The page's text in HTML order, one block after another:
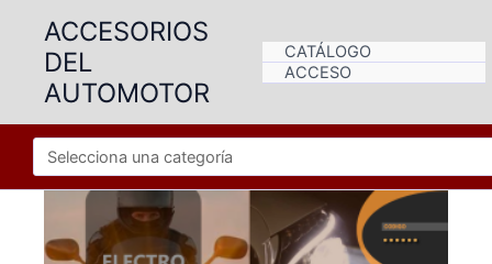
contenido
ACCESORIOS
DEL
AUTOMOTOR
CATÁLOGO
ACCESO